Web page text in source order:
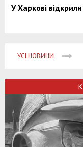
У Харкові
УСІ НОВИНИ